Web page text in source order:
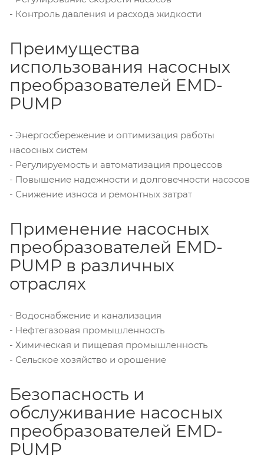
- Контроль давления и расхода жидкости
Преимущества
использования насосных
преобразователей EMD-
PUMP
- Энергосбережение и оптимизация работы
насосных систем
- Регулируемость и автоматизация процессов
- Повышение надежности и долговечности насосов
- Снижение износа и ремонтных затрат
Применение насосных
преобразователей EMD-
PUMP в различных
отраслях
- Водоснабжение и канализация
- Нефтегазовая промышленность
- Химическая и пищевая промышленность
- Сельское хозяйство и орошение
Безопасность и
обслуживание насосных
преобразователей EMD-
PUMP